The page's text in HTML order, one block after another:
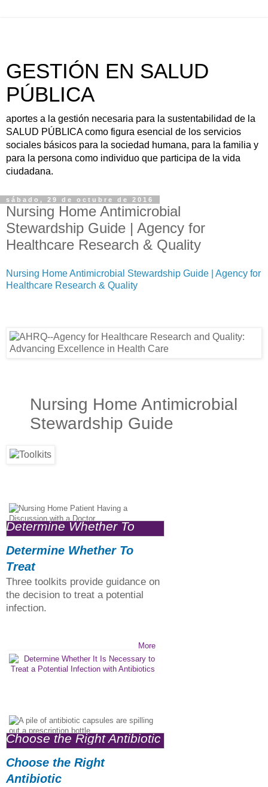
GESTIÓN EN SALUD
PÚBLICA
aportes a la gestión necesaria para la sustentabilidad de la
SALUD PÚBLICA como figura esencial de los servicios
sociales básicos para la sociedad humana, para la familia y
para la persona como individuo que participa de la vida
ciudadana.
sábado, 29 de octubre de 2016
Nursing Home Antimicrobial
Stewardship Guide | Agency for
Healthcare Research & Quality
Nursing Home Antimicrobial Stewardship Guide | Agency for
Healthcare Research & Quality
Nursing Home Antimicrobial
Stewardship Guide
Determine Whether To
Treat >
Determine Whether To
Treat
Three toolkits provide guidance on
the decision to treat a potential
infection.
More
Choose the Right Antibiotic
>
Choose the Right
Antibiotic